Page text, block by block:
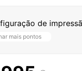
de
mais pontos